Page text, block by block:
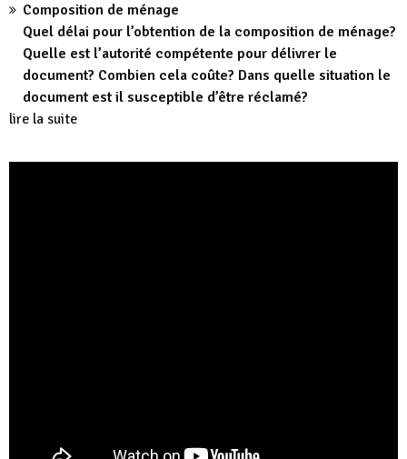
Composition de ménage
Quel délai pour l’obtention de la composition de ménage?
Quelle est l’autorité compétente pour délivrer le
document? Combien cela coûte? Dans quelle situation le
document est il susceptible d’être réclamé?
lire la suite